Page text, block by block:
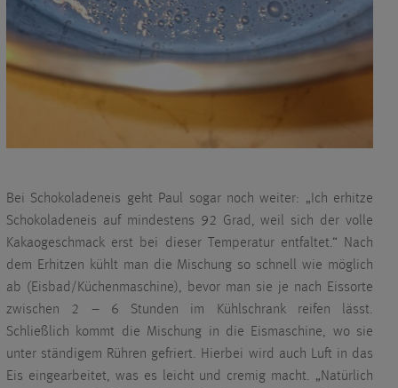
Bei Schokoladeneis geht Paul sogar noch weiter: „Ich erhitze
Schokoladeneis auf mindestens 92 Grad, weil sich der volle
Kakaogeschmack erst bei dieser Temperatur entfaltet.“ Nach
dem Erhitzen kühlt man die Mischung so schnell wie möglich
ab (Eisbad/Küchenmaschine), bevor man sie je nach Eissorte
zwischen 2 – 6 Stunden im Kühlschrank reifen lässt.
Schließlich kommt die Mischung in die Eismaschine, wo sie
unter ständigem Rühren gefriert. Hierbei wird auch Luft in das
Eis eingearbeitet, was es leicht und cremig macht. „Natürlich